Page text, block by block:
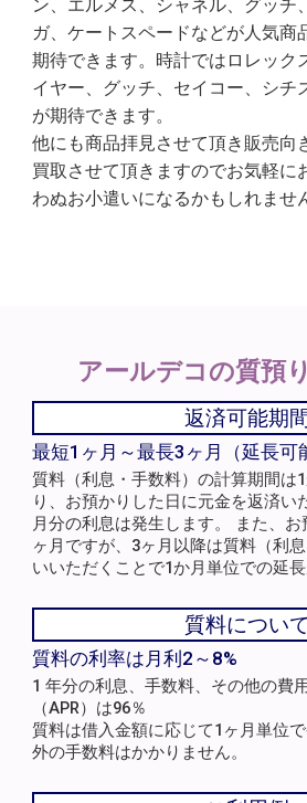
ン、エルメス、シャネル、グッチ
ガ、ケートスペードなどが人気商
期待できます。時計ではロレック
イヤー、グッチ、セイコー、シチ
が期待できます。
他にも商品拝見させて頂き販売向
買取させて頂きますのでお気軽に
わぬお小遣いになるかもしれませ
アールデコの質預
返済可能期間
最短1ヶ月～最長3ヶ月（延長可
質料（利息・手数料）の計算期間は
り、お預かりした日に元金を返済い
月分の利息は発生します。 また、
ヶ月ですが、3ヶ月以降は質料（利
いいただくことで1か月単位での延長
質料について
質料の利率は月利2～8%
1 年分の利息、手数料、その他の費
（APR）は96％
質料は借入金額に応じて1ヶ月単位
外の手数料はかかりません。